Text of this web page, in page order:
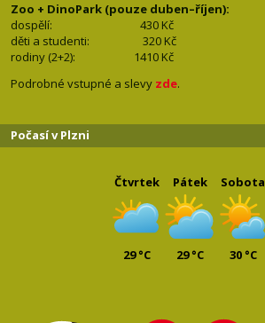
Zoo + DinoPark (pouze duben–říjen):
dospělí: 430 Kč
děti a studenti: 320 Kč
rodiny (2+2): 1410 Kč
Podrobné vstupné a slevy zde.
Počasí v Plzni
Čtvrtek
29 °C
Pátek
29 °C
Sobota
30 °C